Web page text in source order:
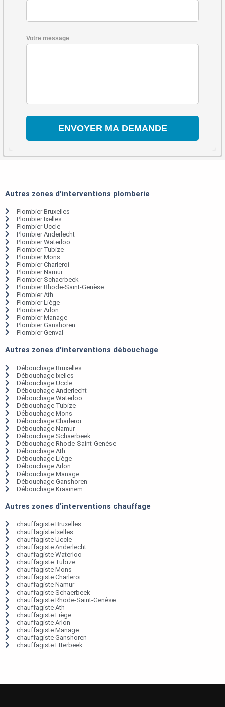
Votre message
Autres zones d'interventions plomberie
Plombier Bruxelles
Plombier Ixelles
Plombier Uccle
Plombier Anderlecht
Plombier Waterloo
Plombier Tubize
Plombier Mons
Plombier Charleroi
Plombier Namur
Plombier Schaerbeek
Plombier Rhode-Saint-Genèse
Plombier Ath
Plombier Liège
Plombier Arlon
Plombier Manage
Plombier Ganshoren
Plombier Genval
Autres zones d'interventions débouchage
Débouchage Bruxelles
Débouchage Ixelles
Débouchage Uccle
Débouchage Anderlecht
Débouchage Waterloo
Débouchage Tubize
Débouchage Mons
Débouchage Charleroi
Débouchage Namur
Débouchage Schaerbeek
Débouchage Rhode-Saint-Genèse
Débouchage Ath
Débouchage Liège
Débouchage Arlon
Débouchage Manage
Débouchage Ganshoren
Débouchage Kraainem
Autres zones d'interventions chauffage
chauffagiste Bruxelles
chauffagiste Ixelles
chauffagiste Uccle
chauffagiste Anderlecht
chauffagiste Waterloo
chauffagiste Tubize
chauffagiste Mons
chauffagiste Charleroi
chauffagiste Namur
chauffagiste Schaerbeek
chauffagiste Rhode-Saint-Genèse
chauffagiste Ath
chauffagiste Liège
chauffagiste Arlon
chauffagiste Manage
chauffagiste Ganshoren
chauffagiste Etterbeek